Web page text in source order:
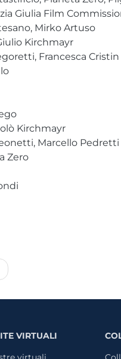
Giulia Film
Mirko Artuso
Kirchmayr
Francesca Cristin
Kirchmayr
Marcello Pedretti
Zero
VIRTUALI